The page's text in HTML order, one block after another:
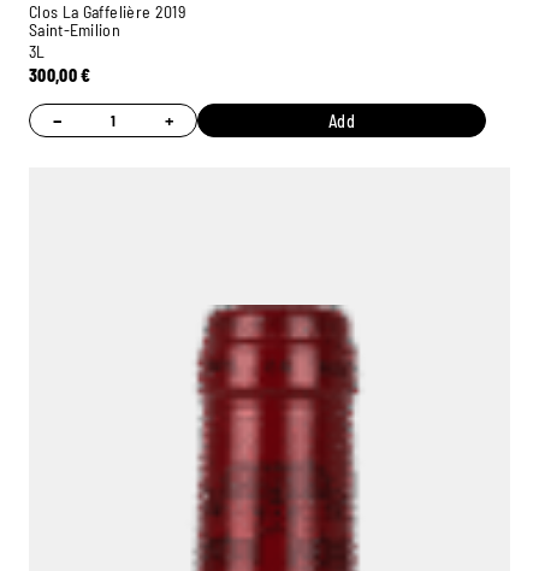
Clos La Gaffelière 2019
Saint-Emilion
3L
300,00€
− + Add